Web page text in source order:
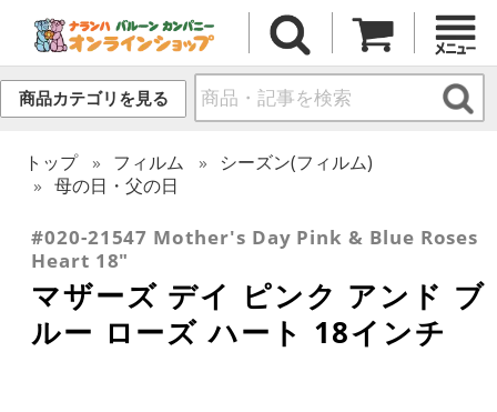
商品カテゴリを見る
トップ フィルム
シーズン(フィルム)
母の日・父の日
#020-21547 Mother's Day Pink & Blue Roses
Heart 18"
マザーズ デイ ピンク アンド ブ
ルー ローズ ハート 18インチ